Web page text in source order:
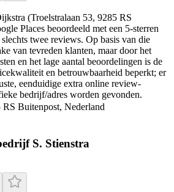
(Troelstralaan 53, 9285 RS
Places beoordeeld met een 5-sterren
twee reviews. Op basis van die
van tevreden klanten, maar door het
en het lage aantal beoordelingen is de
en betrouwbaarheid beperkt; er
eenduidige extra online review-
bedrijf/adres worden gevonden.
Buitenpost, Nederland
S. Stienstra